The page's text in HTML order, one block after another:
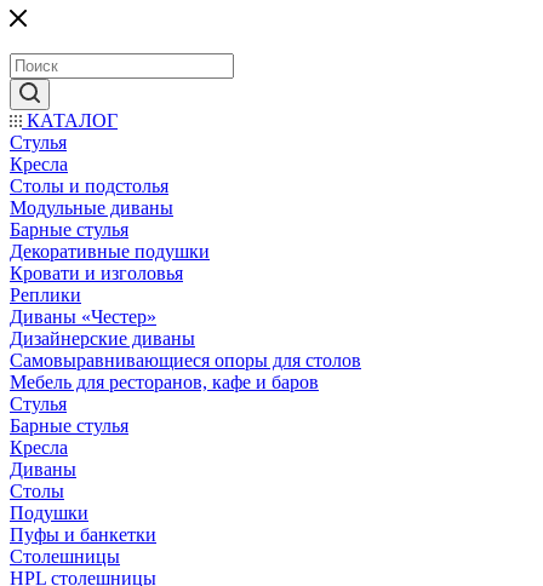
КАТАЛОГ
Стулья
Кресла
Столы и подстолья
Модульные диваны
Барные стулья
Декоративные подушки
Кровати и изголовья
Реплики
Диваны «Честер»
Дизайнерские диваны
Самовыравнивающиеся опоры для столов
Мебель для ресторанов, кафе и баров
Стулья
Барные стулья
Кресла
Диваны
Столы
Подушки
Пуфы и банкетки
Столешницы
HPL столешницы